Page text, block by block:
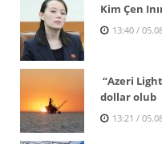
Kim Çen
13:40 /
“Azeri
dollar olub
13:21 /